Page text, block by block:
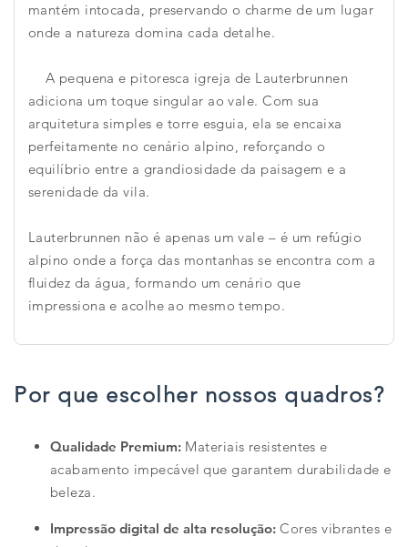
mantém intocada, preservando o charme de um lugar
onde a natureza domina cada detalhe.
A pequena e pitoresca igreja de Lauterbrunnen
adiciona um toque singular ao vale. Com sua
arquitetura simples e torre esguia, ela se encaixa
perfeitamente no cenário alpino, reforçando o
equilíbrio entre a grandiosidade da paisagem e a
serenidade da vila.
Lauterbrunnen não é apenas um vale – é um refúgio
alpino onde a força das montanhas se encontra com a
fluidez da água, formando um cenário que
impressiona e acolhe ao mesmo tempo.
Por que escolher nossos quadros?
Qualidade Premium: Materiais resistentes e
acabamento impecável que garantem durabilidade e
beleza.
Impressão digital de alta resolução: Cores vibrantes e